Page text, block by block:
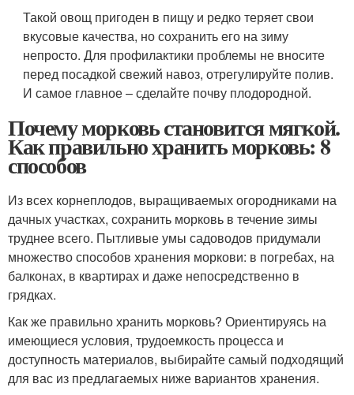
Такой овощ пригоден в пищу и редко теряет свои
вкусовые качества, но сохранить его на зиму
непросто. Для профилактики проблемы не вносите
перед посадкой свежий навоз, отрегулируйте полив.
И самое главное – сделайте почву плодородной.
Почему морковь становится мягкой.
Как правильно хранить морковь: 8
способов
Из всех корнеплодов, выращиваемых огородниками на
дачных участках, сохранить морковь в течение зимы
труднее всего. Пытливые умы садоводов придумали
множество способов хранения моркови: в погребах, на
балконах, в квартирах и даже непосредственно в
грядках.
Как же правильно хранить морковь? Ориентируясь на
имеющиеся условия, трудоемкость процесса и
доступность материалов, выбирайте самый подходящий
для вас из предлагаемых ниже вариантов хранения.